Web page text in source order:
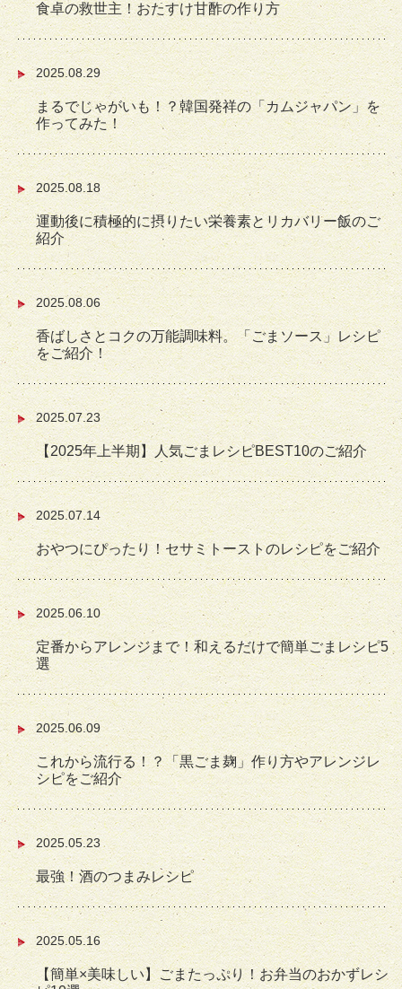
食卓の救世主！おたすけ甘酢の作り方
2025.08.29
まるでじゃがいも！？韓国発祥の「カムジャパン」を
作ってみた！
2025.08.18
運動後に積極的に摂りたい栄養素とリカバリー飯のご
紹介
2025.08.06
香ばしさとコクの万能調味料。「ごまソース」レシピ
をご紹介！
2025.07.23
【2025年上半期】人気ごまレシピBEST10のご紹介
2025.07.14
おやつにぴったり！セサミトーストのレシピをご紹介
2025.06.10
定番からアレンジまで！和えるだけで簡単ごまレシピ5
選
2025.06.09
これから流行る！？「黒ごま麹」作り方やアレンジレ
シピをご紹介
2025.05.23
最強！酒のつまみレシピ
2025.05.16
【簡単×美味しい】ごまたっぷり！お弁当のおかずレシ